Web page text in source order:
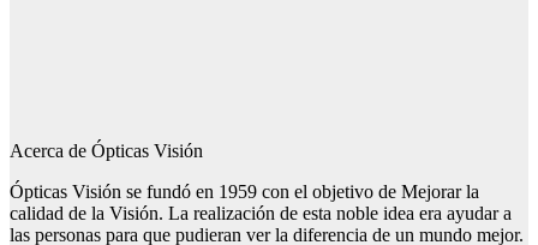
Acerca de Ópticas Visión
Ópticas Visión se fundó en 1959 con el objetivo de Mejorar la
calidad de la Visión. La realización de esta noble idea era ayudar a
las personas para que pudieran ver la diferencia de un mundo mejor.